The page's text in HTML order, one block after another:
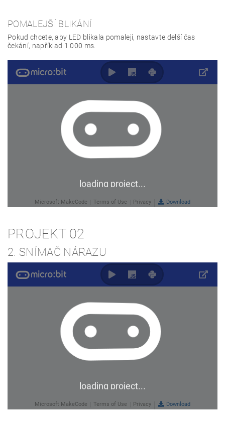
POMALEJŠÍ BLIKÁNÍ
Pokud chcete, aby LED blikala pomaleji, nastavte delší čas
čekání, například 1 000 ms.
PROJEKT 02
2. SNÍMAČ NÁRAZU